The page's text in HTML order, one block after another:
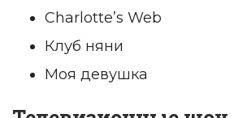
Charlotte’s Web
Клуб няни
Моя девушка